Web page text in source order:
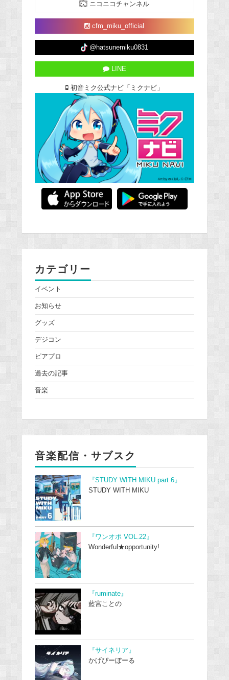
ニコニコチャンネル
cfm_miku_official
@hatsunemiku0831
LINE
初音ミク公式ナビ「ミクナビ」
カテゴリー
イベント
お知らせ
グッズ
デジコン
ピアプロ
過去の記事
音楽
音楽配信・サブスク
『STUDY WITH MIKU part 6』
STUDY WITH MIKU
『ワンオポ VOL.22』
Wonderful★opportunity!
『ruminate』
藍宮ことの
『サイネリア』
かげぴーぼーる